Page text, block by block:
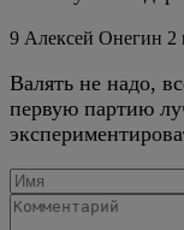
9 Алексей Онегин 2
Валять не надо,
первую партию